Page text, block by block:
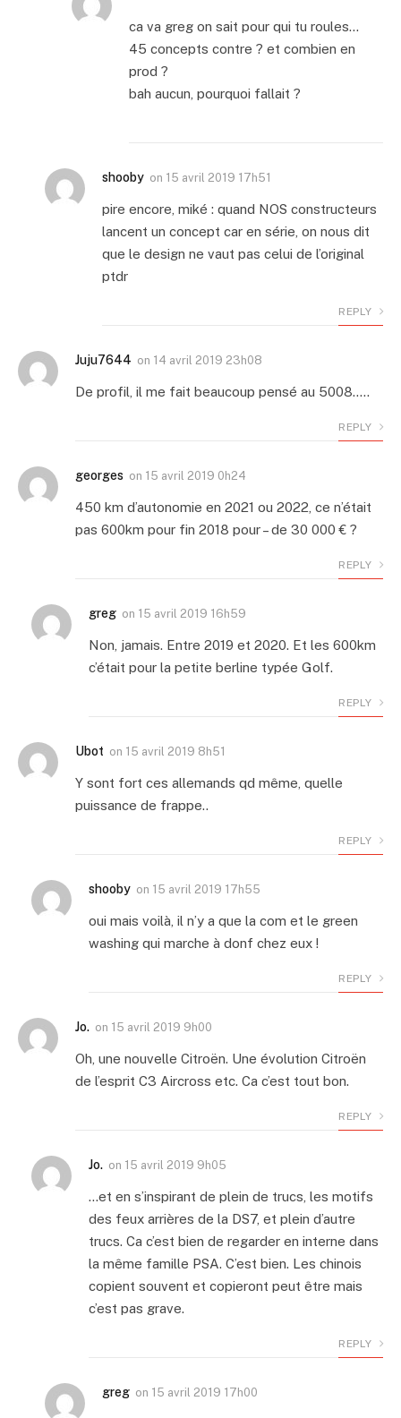
ca va greg on sait pour qui tu roules…
45 concepts contre ? et combien en
prod ?
bah aucun, pourquoi fallait ?
shooby on 15 avril 2019 17h51
pire encore, miké : quand NOS constructeurs
lancent un concept car en série, on nous dit
que le design ne vaut pas celui de l’original
ptdr
REPLY
Juju7644 on 14 avril 2019 23h08
De profil, il me fait beaucoup pensé au 5008…..
REPLY
georges on 15 avril 2019 0h24
450 km d’autonomie en 2021 ou 2022, ce n’était
pas 600km pour fin 2018 pour – de 30 000 € ?
REPLY
greg on 15 avril 2019 16h59
Non, jamais. Entre 2019 et 2020. Et les 600km
c’était pour la petite berline typée Golf.
REPLY
Ubot on 15 avril 2019 8h51
Y sont fort ces allemands qd même, quelle
puissance de frappe..
REPLY
shooby on 15 avril 2019 17h55
oui mais voilà, il n’y a que la com et le green
washing qui marche à donf chez eux !
REPLY
Jo. on 15 avril 2019 9h00
Oh, une nouvelle Citroën. Une évolution Citroën
de l’esprit C3 Aircross etc. Ca c’est tout bon.
REPLY
Jo. on 15 avril 2019 9h05
…et en s’inspirant de plein de trucs, les motifs
des feux arrières de la DS7, et plein d’autre
trucs. Ca c’est bien de regarder en interne dans
la même famille PSA. C’est bien. Les chinois
copient souvent et copieront peut être mais
c’est pas grave.
REPLY
greg on 15 avril 2019 17h00